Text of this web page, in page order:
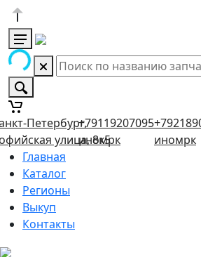
Петербург,
улица, 8к5
+79119207095
иномрк
иномрк
Главная
Каталог
Регионы
Выкуп
Контакты